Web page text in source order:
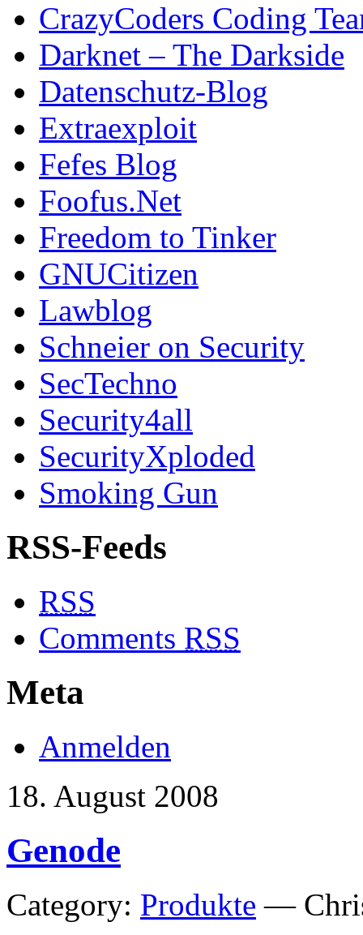
CrazyCoders Coding
Darknet – The Darkside
Datenschutz-Blog
Extraexploit
Fefes Blog
Foofus.Net
Freedom to Tinker
GNUCitizen
Lawblog
Schneier on Security
SecTechno
Security4all
SecurityXploded
Smoking Gun
RSS-Feeds
RSS
Comments RSS
Meta
Anmelden
18. August 2008
Genode
Category: Produkte —